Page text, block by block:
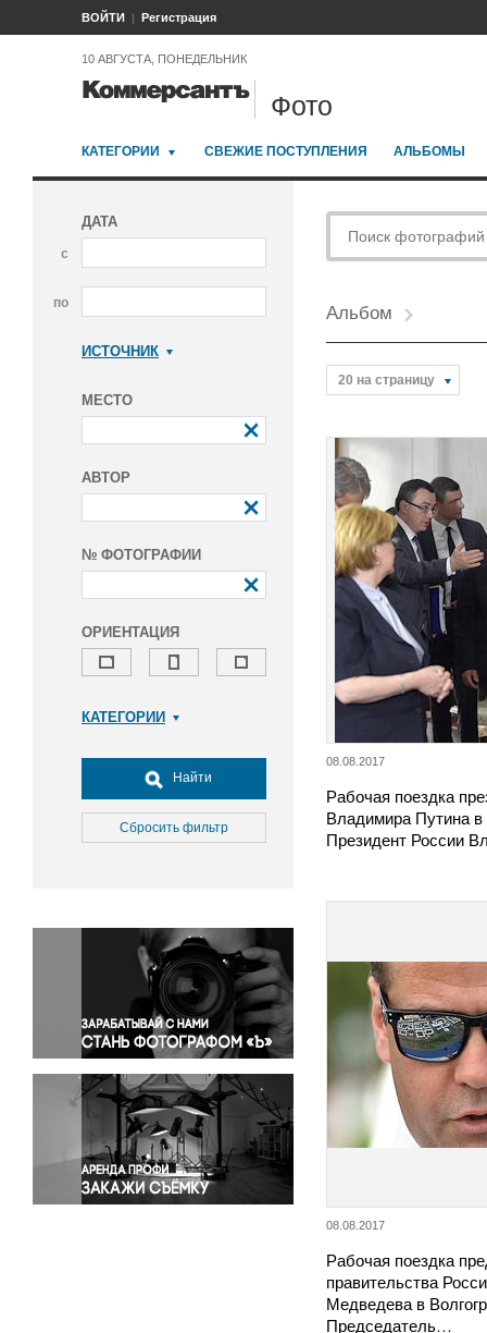
ВОЙТИ Регистрация
10 АВГУСТА, ПОНЕДЕЛЬНИК
Фото
КАТЕГОРИИ СВЕЖИЕ ПОСТУПЛЕНИЯ АЛЬБОМЫ
ДАТА
с
по
ИСТОЧНИК
МЕСТО
АВТОР
№ ФОТОГРАФИИ
ОРИЕНТАЦИЯ
КАТЕГОРИИ
Досуг, туризм и отдых
Культура
Медицина
Окружающая среда
Политика
Правосудие
Происшествия и конфликты
Религия
Светская жизнь
Спорт
Экология
Экономика и бизнес
Найти
Сбросить фильтр
Альбом
20 на страницу
08.08.2017
Рабочая поездка
Владимира Путина
Президент России
08.08.2017
Рабочая поездка
правительства
Медведева в
Председатель…